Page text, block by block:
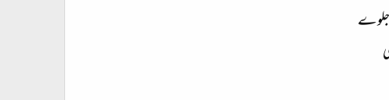
جلوے